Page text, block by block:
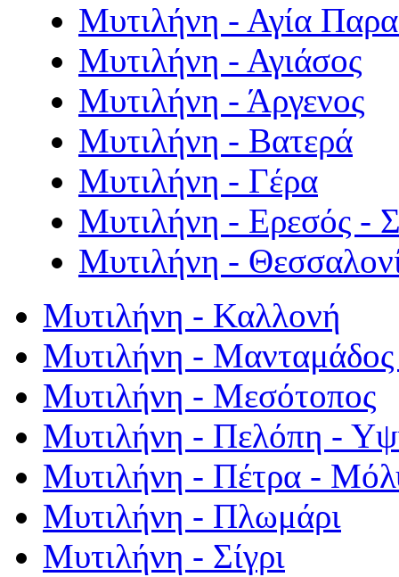
Μυτιλήνη - Αγία
Μυτιλήνη - Αγιάσος
Μυτιλήνη - Άργενος
Μυτιλήνη - Βατερά
Μυτιλήνη - Γέρα
Μυτιλήνη - Ερεσός -
Μυτιλήνη -
Μυτιλήνη - Καλλονή
Μυτιλήνη - Μανταμάδος
Μυτιλήνη - Μεσότοπος
Μυτιλήνη - Πελόπη -
Μυτιλήνη - Πέτρα -
Μυτιλήνη - Πλωμάρι
Μυτιλήνη - Σίγρι